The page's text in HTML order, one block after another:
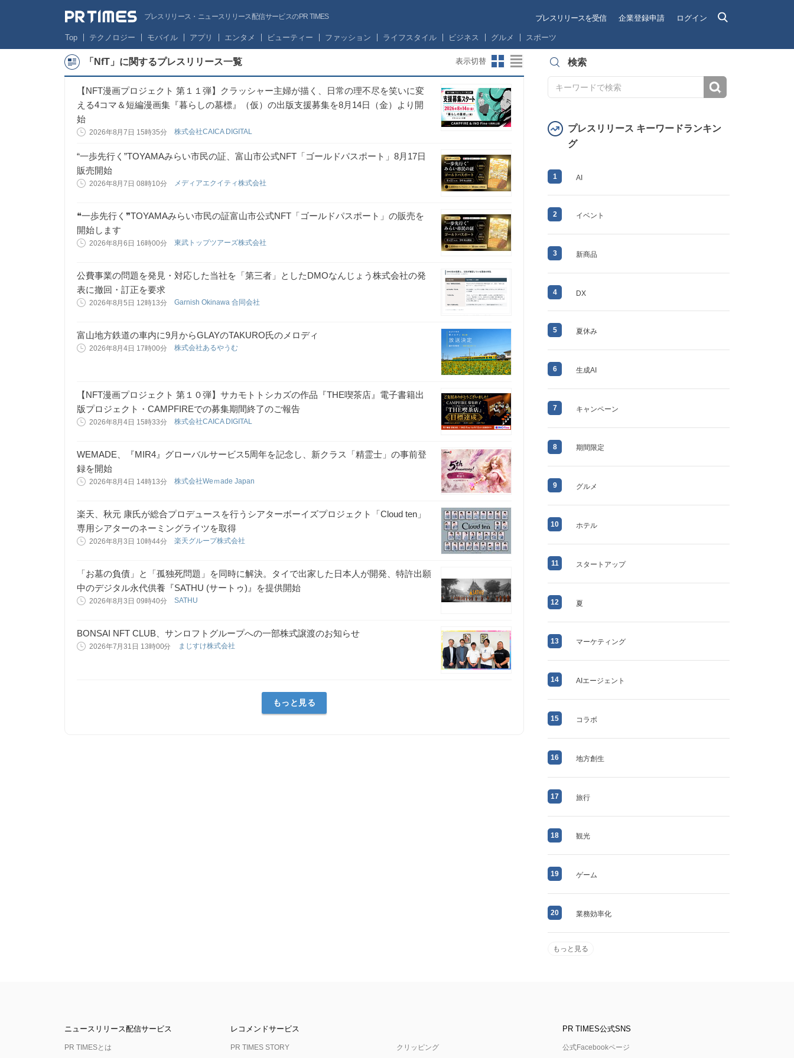
プレスリリース・ニュースリリース配信サービスのPR TIMES プレスリリースを受信 企業登録申請 ログイン
Top テクノロジー モバイル アプリ エンタメ ビューティー ファッション ライフスタイル ビジネス グルメ スポーツ
「NfT」に関するプレスリリース一覧 表示切替
【NFT漫画プロジェクト 第１１弾】クラッシャー主婦が描く、日常の理不尽を笑いに変
える4コマ＆短編漫画集『暮らしの墓標』（仮）の出版支援募集を8月14日（金）より開
始
2026年8月7日 15時35分 株式会社CAICA DIGITAL
“一歩先行く”TOYAMAみらい市民の証、富山市公式NFT「ゴールドパスポート」8月17日
販売開始
2026年8月7日 08時10分 メディアエクイティ株式会社
❝一歩先行く❞TOYAMAみらい市民の証富山市公式NFT「ゴールドパスポート」の販売を
開始します
2026年8月6日 16時00分 東武トップツアーズ株式会社
公費事業の問題を発見・対応した当社を「第三者」としたDMOなんじょう株式会社の発
表に撤回・訂正を要求
2026年8月5日 12時13分 Garnish Okinawa 合同会社
富山地方鉄道の車内に9月からGLAYのTAKURO氏のメロディ
2026年8月4日 17時00分 株式会社あるやうむ
【NFT漫画プロジェクト 第１０弾】サカモトトシカズの作品『THE喫茶店』電子書籍出
版プロジェクト・CAMPFIREでの募集期間終了のご報告
2026年8月4日 15時33分 株式会社CAICA DIGITAL
WEMADE、『MIR4』グローバルサービス5周年を記念し、新クラス「精霊士」の事前登
録を開始
2026年8月4日 14時13分 株式会社Weｍade Japan
楽天、秋元 康氏が総合プロデュースを行うシアターボーイズプロジェクト「Cloud ten」
専用シアターのネーミングライツを取得
2026年8月3日 10時44分 楽天グループ株式会社
「お墓の負債」と「孤独死問題」を同時に解決。タイで出家した日本人が開発、特許出願
中のデジタル永代供養『SATHU (サートゥ)』を提供開始
2026年8月3日 09時40分 SATHU
BONSAI NFT CLUB、サンロフトグループへの一部株式譲渡のお知らせ
2026年7月31日 13時00分 まじすけ株式会社
もっと見る
検索
プレスリリース キーワードランキン
グ
1 AI
2 イベント
3 新商品
4 DX
5 夏休み
6 生成AI
7 キャンペーン
8 期間限定
9 グルメ
10 ホテル
11 スタートアップ
12 夏
13 マーケティング
14 AIエージェント
15 コラボ
16 地方創生
17 旅行
18 観光
19 ゲーム
20 業務効率化
もっと見る
ニュースリリース配信サービス
PR TIMESとは
レコメンドサービス
PR TIMES STORY クリッピング
PR TIMES公式SNS
公式Facebookページ